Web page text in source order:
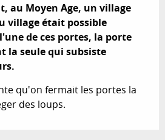
au Moyen Age, un village
village était possible
de ces portes, la porte
la seule qui subsiste
qu'on fermait les portes la
des loups.